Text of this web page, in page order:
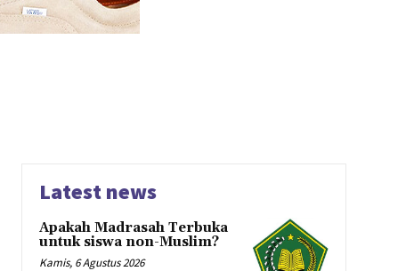
Latest news
Apakah Madrasah Terbuka
untuk siswa non-Muslim?
Kamis, 6 Agustus 2026